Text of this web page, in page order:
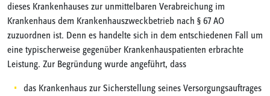
dieses Krankenhauses zur unmittelbaren Verabreichung im
Krankenhaus dem Krankenhauszweckbetrieb nach § 67 AO
zuzuordnen ist. Denn es handelte sich in dem entschiedenen Fall um
eine typischerweise gegenüber Krankenhauspatienten erbrachte
Leistung. Zur Begründung wurde angeführt, dass
das Krankenhaus zur Sicherstellung seines Versorgungsauftrages